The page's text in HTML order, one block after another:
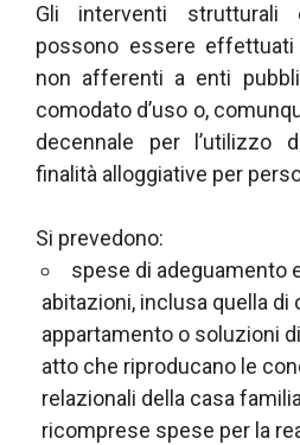
Gli interventi strutturali
possono essere
non afferenti a enti
comodato d’uso o,
decennale per l’utilizzo
finalità alloggiative per
Si prevedono:
spese di adeguamento
abitazioni, inclusa quella di
appartamento o soluzioni
atto che riproducano le
relazionali della casa
ricomprese spese per la